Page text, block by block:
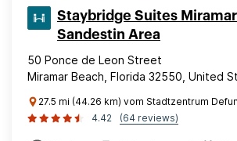
Staybridge Suites
Sandestin Area
50 Ponce de Leon Street
Miramar Beach, Florida 32550, United
27.5 mi (44.26 km) vom Stadtzentrum
4.42
(64 reviews)